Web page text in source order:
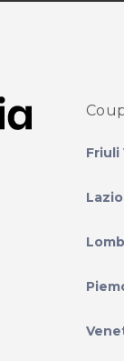
youtube
su
Friuli
Lazio